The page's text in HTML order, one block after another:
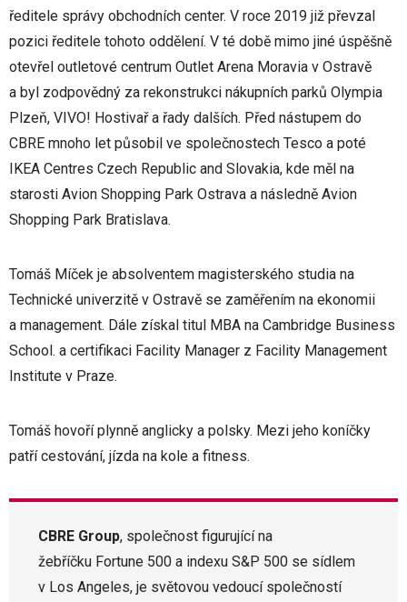
ředitele správy obchodních center. V roce 2019 již převzal
pozici ředitele tohoto oddělení. V té době mimo jiné úspěšně
otevřel outletové centrum Outlet Arena Moravia v Ostravě
a byl zodpovědný za rekonstrukci nákupních parků Olympia
Plzeň, VIVO! Hostivař a řady dalších. Před nástupem do
CBRE mnoho let působil ve společnostech Tesco a poté
IKEA Centres Czech Republic and Slovakia, kde měl na
starosti Avion Shopping Park Ostrava a následně Avion
Shopping Park Bratislava.
Tomáš Míček je absolventem magisterského studia na
Technické univerzitě v Ostravě se zaměřením na ekonomii
a management. Dále získal titul MBA na Cambridge Business
School. a certifikaci Facility Manager z Facility Management
Institute v Praze.
Tomáš hovoří plynně anglicky a polsky. Mezi jeho koníčky
patří cestování, jízda na kole a fitness.
CBRE Group, společnost figurující na
žebříčku Fortune 500 a indexu S&P 500 se sídlem
v Los Angeles, je světovou vedoucí společností